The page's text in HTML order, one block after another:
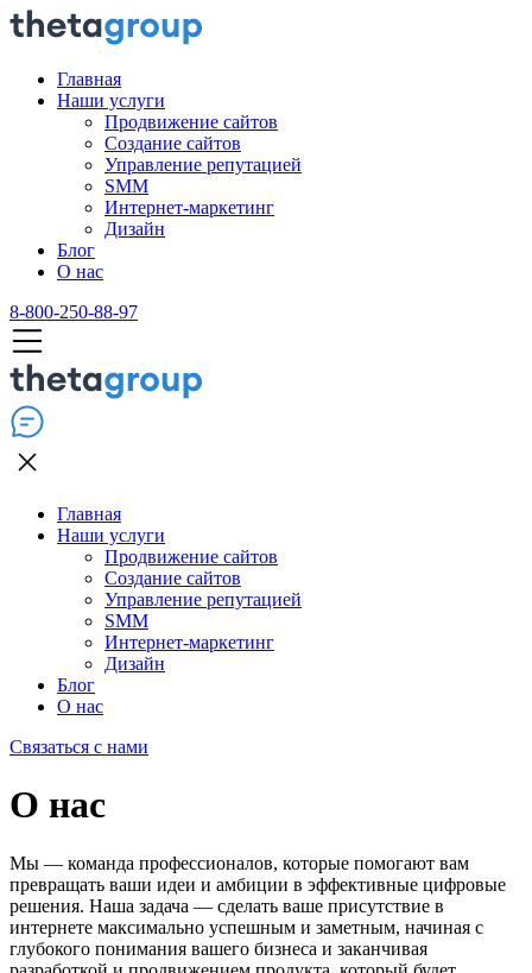
Главная
Наши услуги
Продвижение сайтов
Создание сайтов
Управление репутацией
SMM
Интернет-маркетинг
Дизайн
Блог
О нас
8-800-250-88-97
Главная
Наши услуги
Продвижение сайтов
Создание сайтов
Управление репутацией
SMM
Интернет-маркетинг
Дизайн
Блог
О нас
Связаться с нами
О нас
Мы — команда профессионалов, которые помогают вам
превращать ваши идеи и амбиции в эффективные цифровые
решения. Наша задача — сделать ваше присутствие в
интернете максимально успешным и заметным, начиная с
глубокого понимания вашего бизнеса и заканчивая